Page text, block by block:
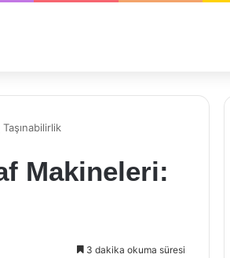
Makineleri:
3 dakika okuma süresi